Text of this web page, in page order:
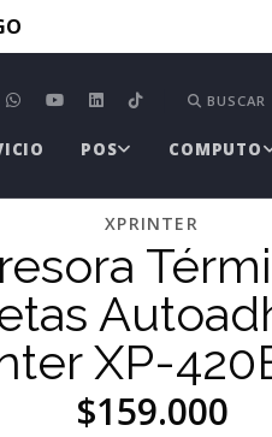
BUSCAR
POS COMPUTO
XPRINTER
XP-
$159.000